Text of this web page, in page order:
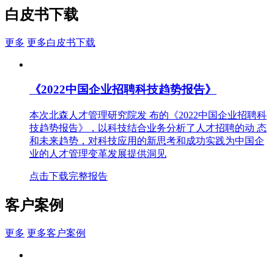
白皮书下载
更多 更多白皮书下载
《2022中国企业招聘科技趋势报告》
本次北森人才管理研究院发 布的《2022中国企业招聘科
技趋势报告》，以科技结合业务分析了人才招聘的动 态
和未来趋势，对科技应用的新思考和成功实践为中国企
业的人才管理变革发展提供洞见
点击下载完整报告
客户案例
更多 更多客户案例